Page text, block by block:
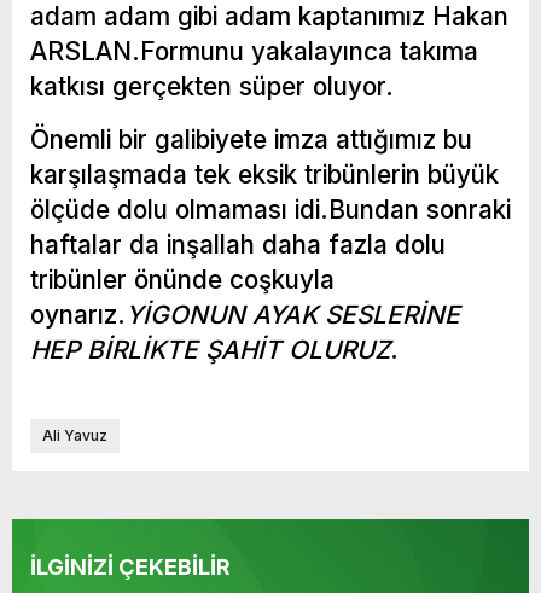
adam adam gibi adam kaptanımız Hakan
ARSLAN.Formunu yakalayınca takıma
katkısı gerçekten süper oluyor.
Önemli bir galibiyete imza attığımız bu
karşılaşmada tek eksik tribünlerin büyük
ölçüde dolu olmaması idi.Bundan sonraki
haftalar da inşallah daha fazla dolu
tribünler önünde coşkuyla
oynarız. YİGONUN AYAK SESLERİNE
HEP BİRLİKTE ŞAHİT OLURUZ.
Ali Yavuz
İLGİNİZİ ÇEKEBİLİR